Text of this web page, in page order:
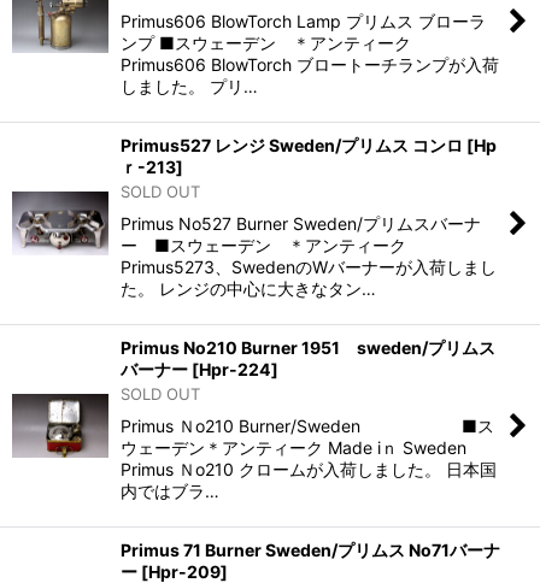
Primus606 BlowTorch Lamp プリムス ブローラ
ンプ ■スウェーデン ＊アンティーク
Primus606 BlowTorch ブロートーチランプが入荷
しました。 プリ…
Primus527 レンジ Sweden/プリムス コンロ [Hp
ｒ-213]
SOLD OUT
Primus No527 Burner Sweden/プリムスバーナ
ー ■スウェーデン ＊アンティーク
Primus5273、SwedenのWバーナーが入荷しまし
た。 レンジの中心に大きなタン…
Primus No210 Burner 1951 sweden/プリムス
バーナー [Hpr-224]
SOLD OUT
Primus Ｎo210 Burner/Sweden ■ス
ウェーデン＊アンティーク Made iｎ Sweden
Primus Ｎo210 クロームが入荷しました。 日本国
内ではブラ…
Primus 71 Burner Sweden/プリムス No71バーナ
ー [Hpr-209]